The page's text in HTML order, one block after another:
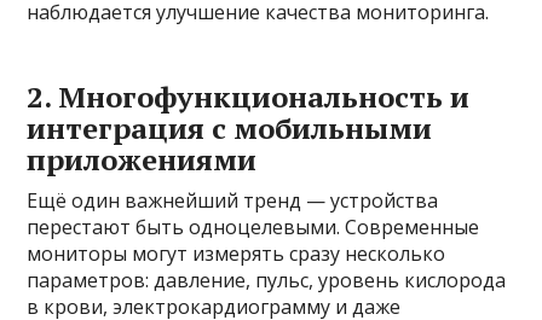
наблюдается улучшение качества мониторинга.
2. Многофункциональность и
интеграция с мобильными
приложениями
Ещё один важнейший тренд — устройства
перестают быть одноцелевыми. Современные
мониторы могут измерять сразу несколько
параметров: давление, пульс, уровень кислорода
в крови, электрокардиограмму и даже